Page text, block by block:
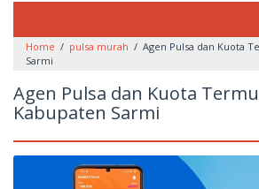
Home / pulsa murah / Agen Pulsa dan Kuota
Sarmi
Agen Pulsa dan Kuota
Kabupaten Sarmi